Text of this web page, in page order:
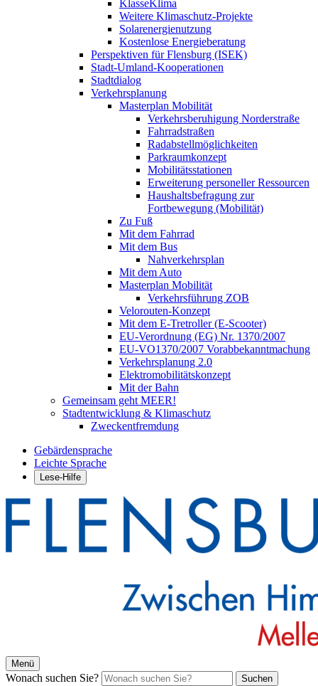
KlasseKlima
Weitere Klimaschutz-Projekte
Solarenergienutzung
Kostenlose Energieberatung
Perspektiven für Flensburg (ISEK)
Stadt-Umland-Kooperationen
Stadtdialog
Verkehrsplanung
Masterplan Mobilität
Verkehrsberuhigung Norderstraße
Fahrradstraßen
Radabstellmöglichkeiten
Parkraumkonzept
Mobilitätsstationen
Erweiterung personeller Ressourcen
Haushaltsbefragung zur
Fortbewegung (Mobilität)
Zu Fuß
Mit dem Fahrrad
Mit dem Bus
Nahverkehrsplan
Mit dem Auto
Masterplan Mobilität
Verkehrsführung ZOB
Velorouten-Konzept
Mit dem E-Tretroller (E-Scooter)
EU-Verordnung (EG) Nr. 1370/2007
EU-VO1370/2007 Vorabbekanntmachung
Verkehrsplanung 2.0
Elektromobilitätskonzept
Mit der Bahn
Gemeinsam geht MEER!
Stadtentwicklung & Klimaschutz
Zweckentfremdung
Gebärdensprache
Leichte Sprache
Lese-Hilfe
Menü
Wonach suchen Sie?
Suchen